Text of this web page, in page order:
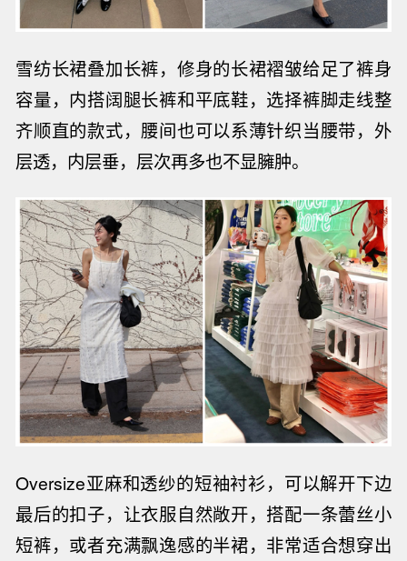
雪纺长裙叠加长裤，修身的长裙褶皱给足了裤身
容量， 内搭阔腿长裤和平底鞋，选择裤脚走线整
齐顺直的款式，腰间也可以系薄针织当腰带，外
层透，内层垂，层次再多也不显臃肿。
Oversize亚麻和透纱的短袖衬衫，可以解开下边
最后的扣子，让衣服自然敞开，搭配一条蕾丝小
短裤，或者充满飘逸感的半裙， 非常适合想穿出